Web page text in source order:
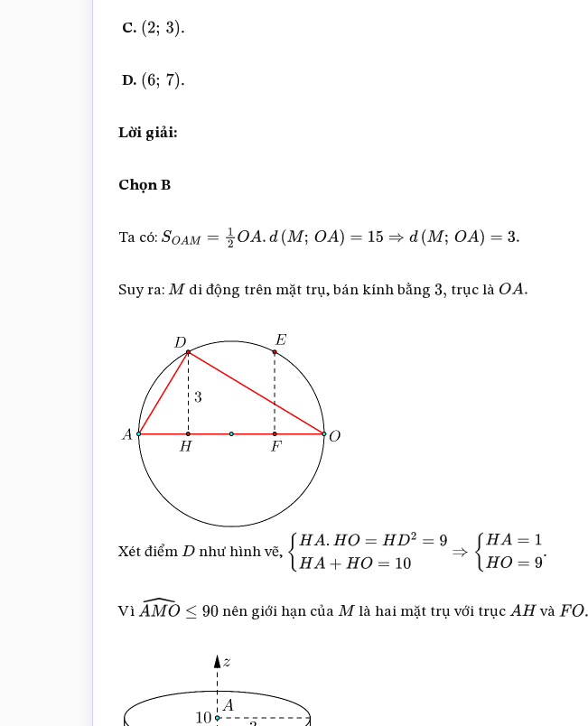
C. (2;3 ).
D. (6; ) .
Lời giải:
Chọn B
Ta có: SOAM = 2 OA.d(M;OA)=15⇒ d(M;OA)=3.
Suy ra: M di động trên mặt trụ, bán kính bằng3, trục là OA.
Xét điểm D như hình vẽ, {HA .H O =HD2 = 9H HO = 10⇒{ HA=
Vì AMO^ ≤90 nên giới hạn củaM là hai mặt trụ với trụcAH và F O.